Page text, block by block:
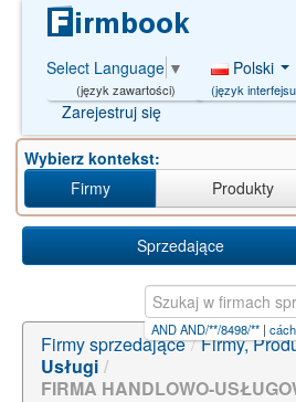
Select Language ▼
(język zawartości)
Polski
(język
Zarejestruj się
Wybierz kontekst:
Firmy
Produkty
Sprzedające
ciepÅa AND AND/**/8498/**|
Firmy sprzedające / Firmy,
Usługi /
FIRMA HANDLOWO-